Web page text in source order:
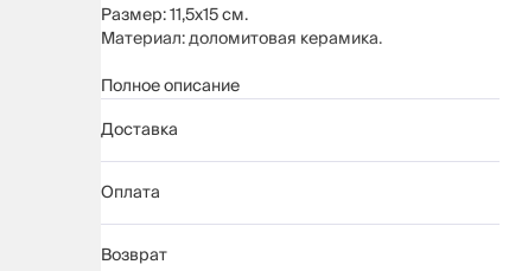
Размер: 11,5х15 см.
Материал: доломитовая керамика.
Рекомендуется мыть вручную с применением
ухода абразивные чистящие средства и жесткие
губки.
Нельзя мыть в посудомоечной машине.
Полное описание
Доставка
Оплата
Возврат